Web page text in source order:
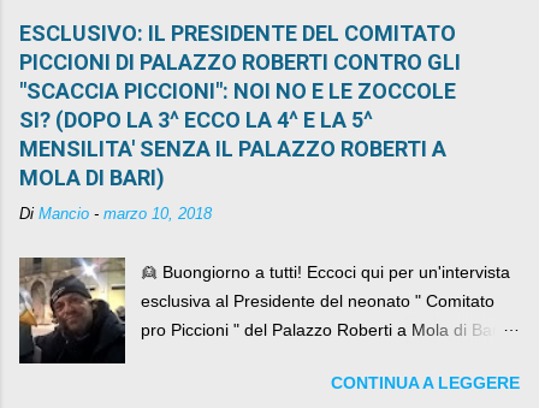
ESCLUSIVO: IL PRESIDENTE DEL COMITATO
PICCIONI DI PALAZZO ROBERTI CONTRO GLI
"SCACCIA PICCIONI": NOI NO E LE ZOCCOLE
SI? (DOPO LA 3^ ECCO LA 4^ E LA 5^
MENSILITA' SENZA IL PALAZZO ROBERTI A
MOLA DI BARI)
Di Mancio - marzo 10, 2018
👱 Buongiorno a tutti! Eccoci qui per un'intervista
esclusiva al Presidente del neonato " Comitato
pro Piccioni " del Palazzo Roberti a Mola di Bari ,
come definirlo... signor?....CONTINUA A LEGGERE